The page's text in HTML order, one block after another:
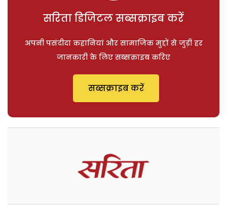
सरिता डिजिटल सब्सक्राइब करें
अपनी पसंदीदा कहानियां और सामाजिक मुद्दों से जुड़ी हर
जानकारी के लिए सब्सक्राइब करिए
सब्सक्राइब करें